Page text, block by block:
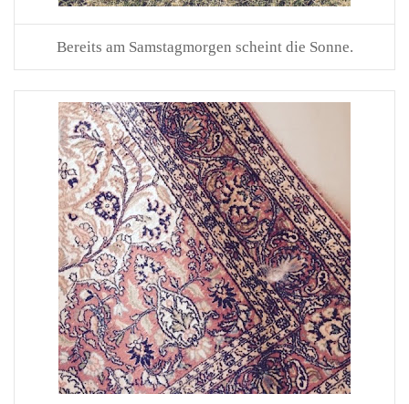
Bereits am Samstagmorgen scheint die Sonne.